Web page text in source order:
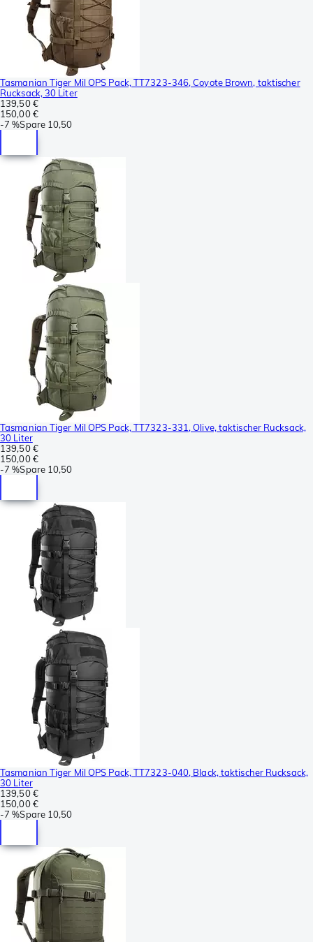
Tasmanian Tiger Mil OPS Pack, TT7323-346, Coyote Brown, taktischer
Rucksack, 30 Liter
139,50 €
150,00 €
-7 %Spare 10,50
Tasmanian Tiger Mil OPS Pack, TT7323-331, Olive, taktischer Rucksack,
30 Liter
139,50 €
150,00 €
-7 %Spare 10,50
Tasmanian Tiger Mil OPS Pack, TT7323-040, Black, taktischer Rucksack,
30 Liter
139,50 €
150,00 €
-7 %Spare 10,50